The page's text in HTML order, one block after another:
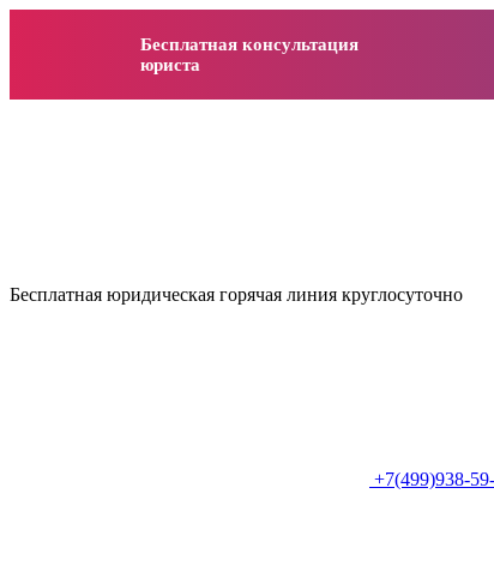
Бесплатная консультация
юриста
Бесплатная юридическая горячая линия круглосуточно
+7(499)938-